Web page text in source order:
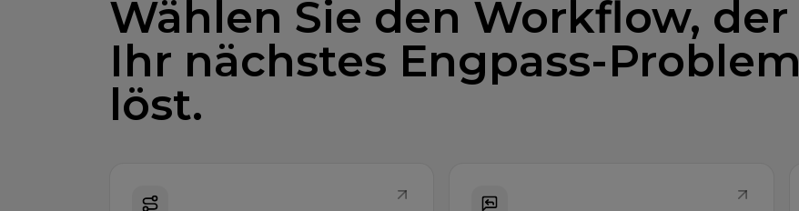
Wählen Sie den Workflow, der
Ihr nächstes Engpass-Problem
löst.